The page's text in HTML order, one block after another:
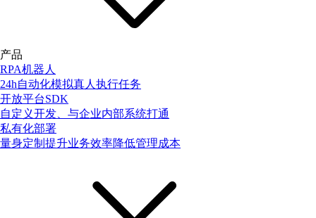
产品
RPA机器人
24h自动化模拟真人执行任务
开放平台SDK
自定义开发、与企业内部系统打通
私有化部署
量身定制提升业务效率降低管理成本